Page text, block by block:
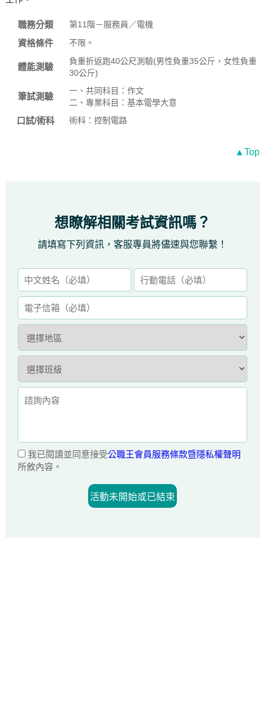
職務分類 第11階－服務員／電機
資格條件 不限。
體能測驗
負重折返跑40公尺測驗(男性負重35公斤，女性負重
30公斤)
筆試測驗
一、共同科目：作文
二、專業科目：基本電學大意
口試/術科 術科：控制電路
▲Top
想瞭解相關考試資訊嗎？
請填寫下列資訊，客服專員將儘速與您聯繫！
我已閱讀並同意接受公職王會員服務條款暨隱私權聲明
所敘內容。
活動未開始或已結束